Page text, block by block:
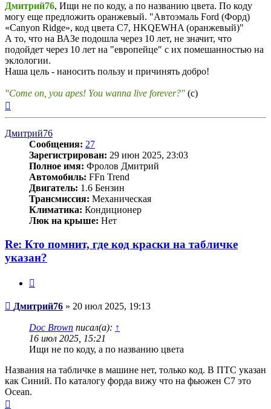
Дмитрий76, Ищи не по коду, а по названию цвета. По коду
могу еще предложить оранжевый. "Автоэмаль Ford (Форд)
«Canyon Ridge», код цвета C7, HKQEWHA (оранжевый)"
А то, что на ВАЗе подошла через 10 лет, не значит, что
подойдет через 10 лет на "европейце" с их помешанностью на
эклологии.
Наша цель - наносить пользу и причинять добро!
"Come on, you apes! You wanna live forever?" (c)
Дмитрий76
Сообщения: 27
Зарегистрирован: 29 июн 2025, 23:03
Полное имя: Фролов Дмитрий
Автомобиль: FFn Trend
Двигатель: 1.6 Бензин
Трансмиссия: Механическая
Климатика: Кондиционер
Люк на крыше: Нет
Re: Кто помнит, где код краски на табличке
указан?
Сообщение
Дмитрий76 » 20 июл 2025, 19:13
Doc Brown писал(а): ↑
16 июл 2025, 15:21
Ищи не по коду, а по названию цвета
Названия на табличке в машине нет, только код. В ПТС указан
как Синий. По каталогу форда вижу что на фьюжен C7 это
Ocean.